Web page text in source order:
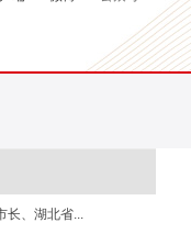
长、湖北省...